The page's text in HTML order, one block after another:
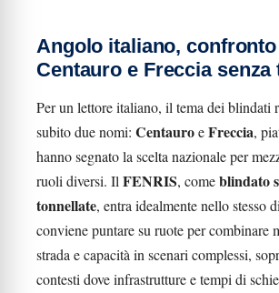
Angolo italiano,
Centauro e Freccia senza
Per un lettore italiano, il tema dei blindati
subito due nomi: CentauroeFreccia,
hanno segnato la scelta nazionale per
ruoli diversi. Il FENRIS, comeblindato
tonnellate, entra idealmente nello stesso
conviene puntare su ruote per combinare
strada e capacità in scenari complessi,
contesti dove infrastrutture e tempi di